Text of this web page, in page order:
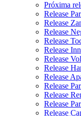
Próxima
Release
Release
Release
Release
Release Inn
Release
Release
Release
Release
Release
Release
Release